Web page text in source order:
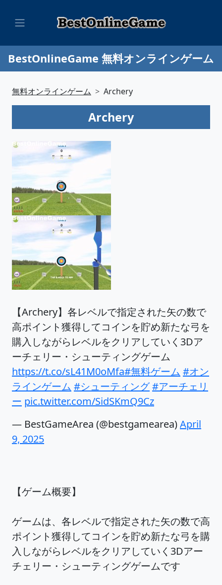
BestOnlineGame 無料オンラインゲーム
無料オンラインゲーム Archery
Archery
【Archery】各レベルで指定された矢の数で
高ポイント獲得してコインを貯め新たな弓を
購入しながらレベルをクリアしていく3Dア
ーチェリー・シューティングゲーム
https://t.co/sL41M0oMfa#無料ゲーム #オン
ラインゲーム #シューティング#アーチェリ
ー pic.twitter.com/SidSKmQ9Cz
— BestGameArea (@bestgamearea)April
9, 2025
【ゲーム概要】
ゲームは、各レベルで指定された矢の数で高
ポイント獲得してコインを貯め新たな弓を購
入しながらレベルをクリアしていく3Dアー
チェリー・シューティングゲームです